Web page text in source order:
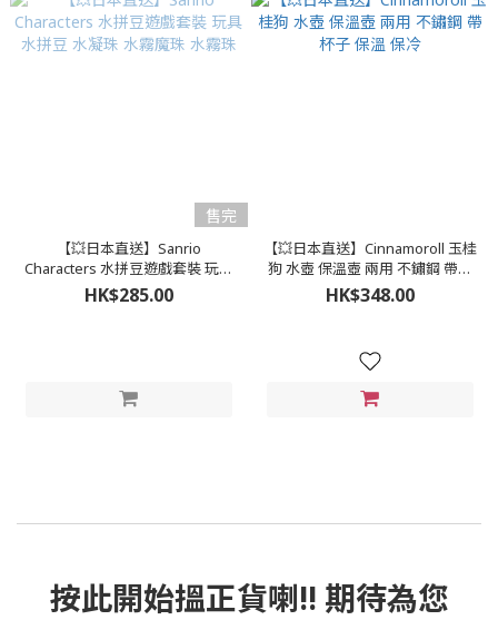
售完
【💥日本直送】Sanrio
Characters 水拼豆遊戲套裝 玩具
水拼豆 水凝珠 水霧魔珠 水霧珠
HK$285.00
【💥日本直送】Cinnamoroll 玉桂
狗 水壺 保溫壺 兩用 不鏽鋼 帶杯
子 保溫 保冷
HK$348.00
按此開始搵正貨喇!! 期待為您